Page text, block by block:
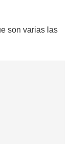
son varias las